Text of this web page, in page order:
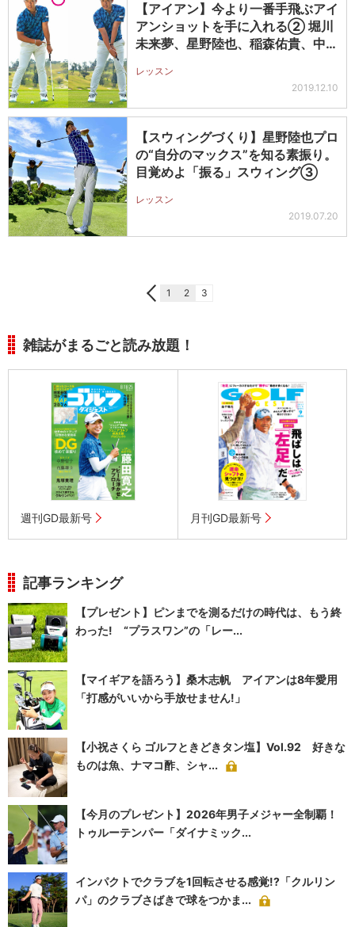
【アイアン】今より一番手飛ぶアイ
アンショットを手に入れる② 堀川
未来夢、星野陸也、稲森佑貴、中里
レッスン
2019.12.10
【スウィングづくり】星野陸也プロ
の“自分のマックス”を知る素振り。
目覚めよ「振る」スウィング③
レッスン
2019.07.20
1 2 3
雑誌がまるごと読み放題！
週刊GD最新号 月刊GD最新号
記事ランキング
【プレゼント】ピンまでを測るだけの時代は、もう終
わった! “プラスワン”の「レー...
【マイギアを語ろう】桑木志帆 アイアンは8年愛用
「打感がいいから手放せません!」
【小祝さくら ゴルフときどきタン塩】Vol.92 好きな
ものは魚、ナマコ酢、シャ...
【今月のプレゼント】2026年男子メジャー全制覇！
トゥルーテンパー「ダイナミック...
インパクトでクラブを1回転させる感覚!?「クルリン
パ」のクラブさばきで球をつかま...